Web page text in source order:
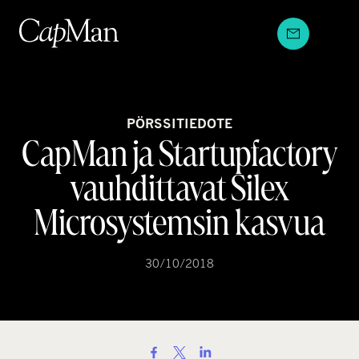
sisältöön
PÖRSSITIEDOTE
CapMan ja Startupfactory
vauhdittavat Silex
Microsystemsin kasvua
30/10/2018